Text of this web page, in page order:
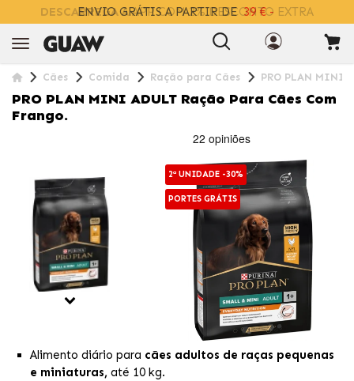
DESCARREGAA APP COM 2% DESCONTO EXTRA
Cães Comida Ração para Cães PRO PLAN MINI
PRO PLAN MINI ADULT Ração Para Cães Com
Frango.
2ª UNIDADE -30%
PORTES GRÁTIS
Alimento diário para cães adultos de raças pequenas
e miniaturas, até 10 kg.